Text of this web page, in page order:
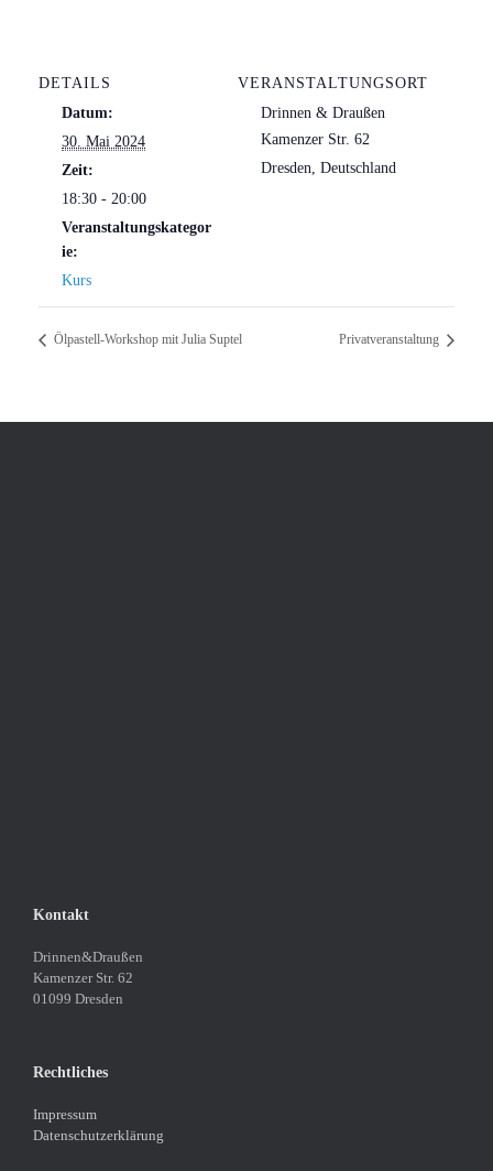
DETAILS
Datum:
30. Mai 2024
Zeit:
18:30 - 20:00
Veranstaltungskategor
ie:
Kurs
VERANSTALTUNGSORT
Drinnen & Draußen
Kamenzer Str. 62
Dresden, Deutschland
Ölpastell-Workshop mit Julia Suptel Privatveranstaltung
Kontakt
Drinnen&Draußen
Kamenzer Str. 62
01099 Dresden
Rechtliches
Impressum
Datenschutzerklärung